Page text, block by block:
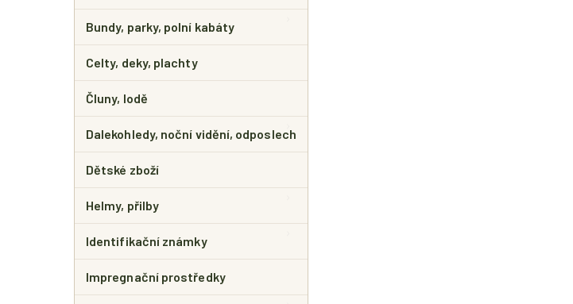
Bundy, parky, polní kabáty
Celty, deky, plachty
Čluny, lodě
Dalekohledy, noční vidění, odposlech
Dětské zboží
Helmy, přilby
Identifikační známky
Impregnační prostředky